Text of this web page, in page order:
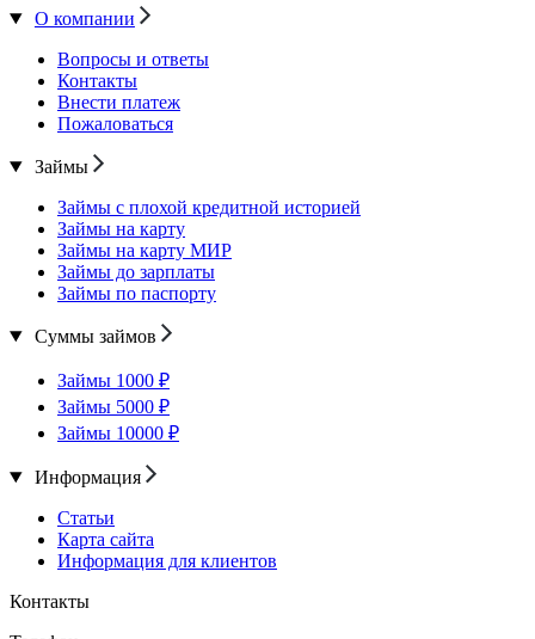
О компании
Вопросы и ответы
Контакты
Внести платеж
Пожаловаться
Займы
Займы с плохой кредитной историей
Займы на карту
Займы на карту МИР
Займы до зарплаты
Займы по паспорту
Суммы займов
Займы 1000 ₽
Займы 5000 ₽
Займы 10000 ₽
Информация
Статьи
Карта сайта
Информация для клиентов
Контакты